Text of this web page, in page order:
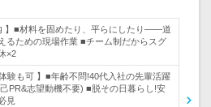
】■材料を固めたり、平らにしたり――道
るための現場作業 ■チーム制だからスグ
×2
験も可 】■年齢不問!40代入社の先輩活躍
PR&志望動機不要) ■脱その日暮らし!安
見